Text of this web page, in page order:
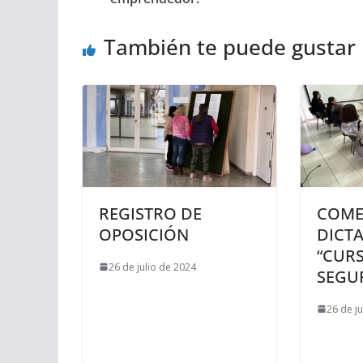
También te puede gustar
REGISTRO DE
OPOSICIÓN
26 de julio de 2024
26 de